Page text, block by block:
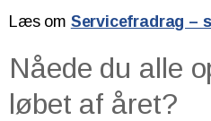
Læs om Servicefradrag –
Nåede du alle
løbet af året?